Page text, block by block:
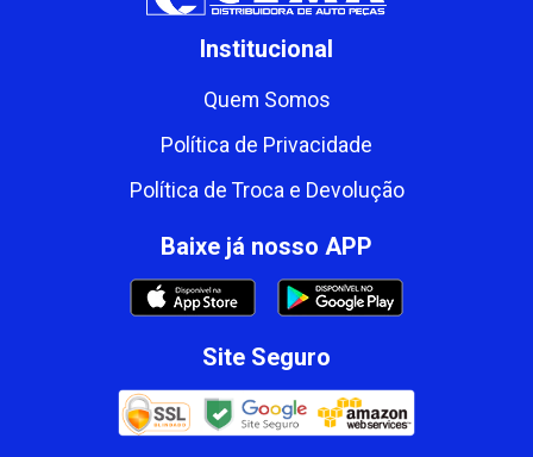
Institucional
Quem Somos
Política de Privacidade
Política de Troca e Devolução
Baixe já nosso APP
Site Seguro